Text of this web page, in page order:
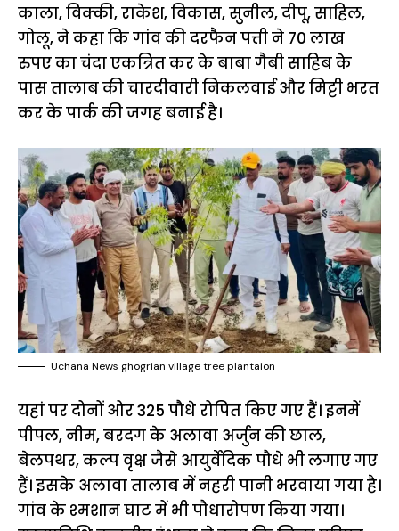
काला, विक्की, राकेश, विकास, सुनील, दीपू, साहिल,
गोलू, ने कहा कि गांव की दरफैन पत्ती ने 70 लाख
रुपए का चंदा एकत्रित कर के बाबा गैबी साहिब के
पास तालाब की चारदीवारी निकलवाई और मिट्टी भरत
कर के पार्क की जगह बनाई है।
Uchana News ghogrian village tree plantaion
यहां पर दोनों ओर 325 पौधे रोपित किए गए हैं। इनमें
पीपल, नीम, बरदग के अलावा अर्जुन की छाल,
बेलपथर, कल्प वृक्ष जैसे आयुर्वेदिक पौधे भी लगाए गए
हैं। इसके अलावा तालाब में नहरी पानी भरवाया गया है।
गांव के श्मशान घाट में भी पौधारोपण किया गया।